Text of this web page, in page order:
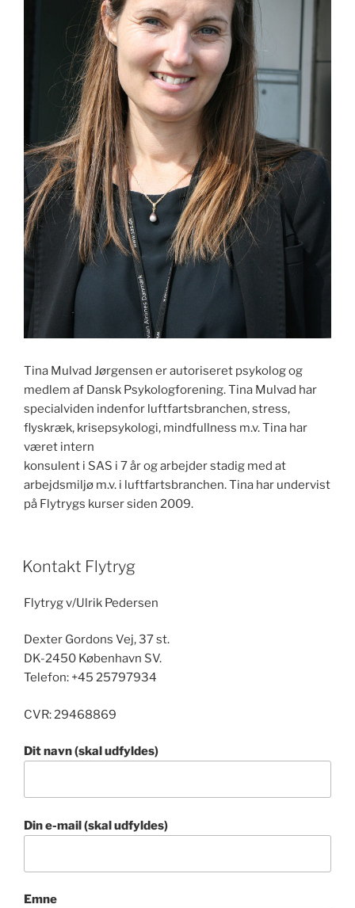
Tina Mulvad Jørgensen er autoriseret psykolog og
medlem af Dansk Psykologforening. Tina Mulvad har
specialviden indenfor luftfartsbranchen, stress,
flyskræk, krisepsykologi, mindfullness m.v.Tina har
været intern
konsulent i SAS i 7 år og arbejder stadig med at
arbejdsmiljø m.v. i luftfartsbranchen.Tina har undervist
på Flytrygs kurser siden 2009.
Kontakt Flytryg
Flytryg v/Ulrik Pedersen
Dexter Gordons Vej, 37 st.
DK-2450 København SV.
Telefon: +45 25797934
CVR: 29468869
Dit navn (skal udfyldes)
Din e-mail (skal udfyldes)
Emne